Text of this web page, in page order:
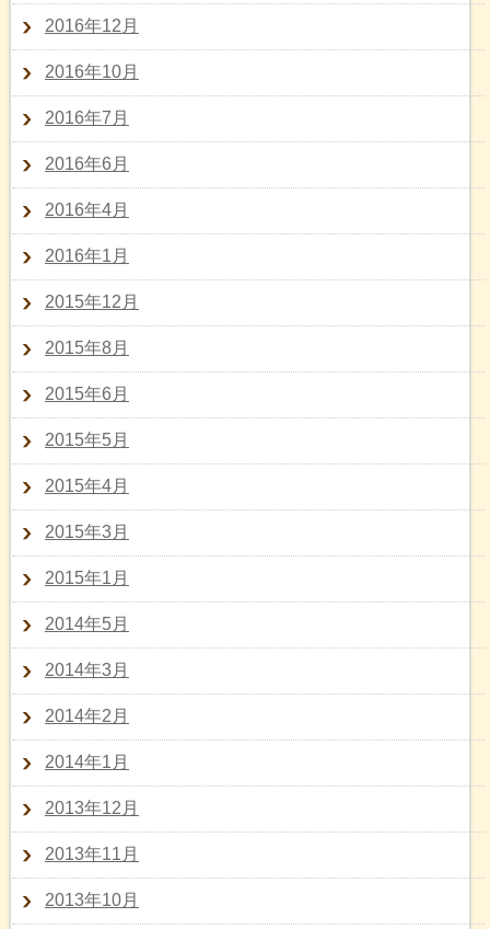
2016年12月
2016年10月
2016年7月
2016年6月
2016年4月
2016年1月
2015年12月
2015年8月
2015年6月
2015年5月
2015年4月
2015年3月
2015年1月
2014年5月
2014年3月
2014年2月
2014年1月
2013年12月
2013年11月
2013年10月